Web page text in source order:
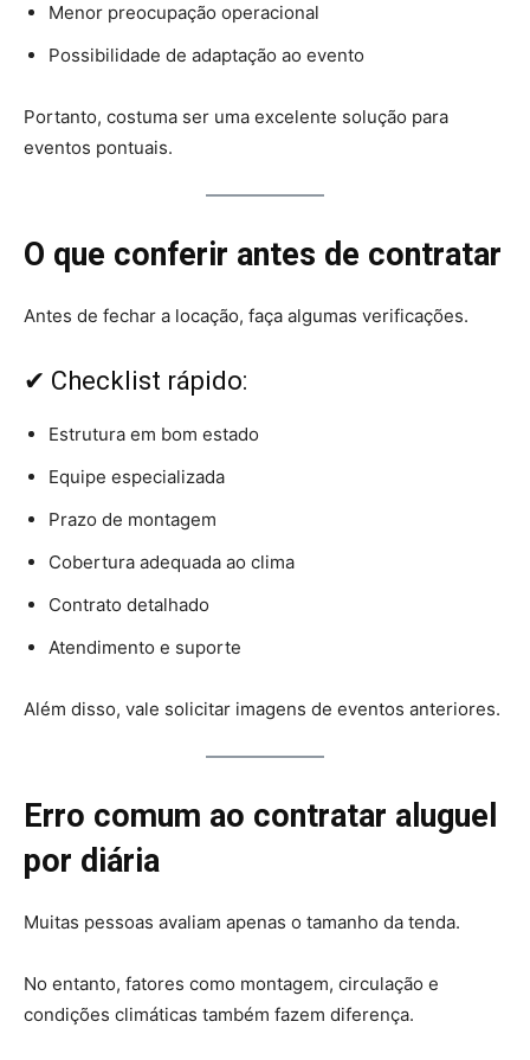
Menor preocupação operacional
Possibilidade de adaptação ao evento
Portanto, costuma ser uma excelente solução para
eventos pontuais.
O que conferir antes de contratar
Antes de fechar a locação, faça algumas verificações.
✔ Checklist rápido:
Estrutura em bom estado
Equipe especializada
Prazo de montagem
Cobertura adequada ao clima
Contrato detalhado
Atendimento e suporte
Além disso, vale solicitar imagens de eventos anteriores.
Erro comum ao contratar aluguel
por diária
Muitas pessoas avaliam apenas o tamanho da tenda.
No entanto, fatores como montagem, circulação e
condições climáticas também fazem diferença.